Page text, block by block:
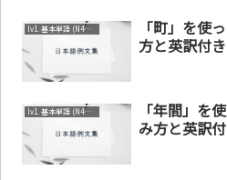
lv1. 基本単語 (N4～N5)
「町」を使
方と英訳付き
lv1. 基本単語 (N4～N5)
「年間」を
み方と英訳